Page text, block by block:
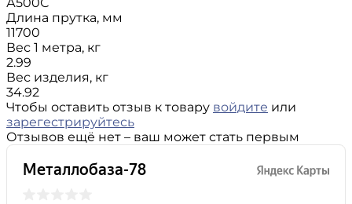
Длина прутка, мм
11700
Вес 1 метра, кг
2.99
Вес изделия, кг
34.92
Чтобы оставить отзыв к товару войдите или
зарегестрируйтесь
Отзывов ещё нет – ваш может стать первым